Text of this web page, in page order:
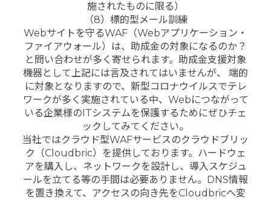
施されたものに限る）
（8）標的型メール訓練
Webサイトを守るWAF（Webアプリケーション・
ファイアウォール）は、助成金の対象になるのか？
と問い合わせが多く寄せられます。助成金支援対象
機器として上記には言及されてはいませんが、 端的
に対象となりますので、新型コロナウイルスでテレ
ワークが多く実施されている中、Webにつながって
いる企業様のITシステムを保護するためにぜひチェ
ックしてみてください。
当社ではクラウド型WAFサービスのクラウドブリッ
ク（Cloudbric）を提供しております。ハードウェ
アを購入し、ネットワークを設計し、導入スケジュ
ールを立てる等の手間は必要ありません。DNS情報
を置き換えて、アクセスの向き先をCloudbricへ変